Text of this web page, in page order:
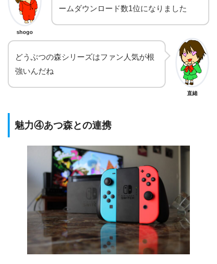
shogo
ームダウンロード数1位になりました
直緒
どうぶつの森シリーズはファン人気が根
強いんだね
魅力④あつ森との連携